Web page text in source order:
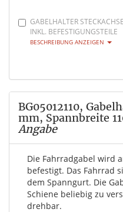
GABELHALTER
INKL. BEFESTIGUNGSTEILE
BESCHREIBUNG ANZEIGEN
BG05012110,
mm, Spannbreite
Angabe
Die Fahrradgabel wird
befestigt. Das Fahrrad
dem Spanngurt. Die
Schiene beliebig zu
drehbar.